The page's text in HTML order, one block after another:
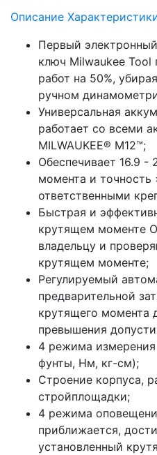
Описание
Первый
ключ Milwaukee
работ на 50%,
ручном
Универсальная
работает со всеми
MILWAUKEE® M12™;
Обеспечивает 16.9
момента и точность
ответственными
Быстрая и
крутящем моменте
владельцу и
крутящем моменте;
Регулируемый
предварительной
крутящего момента
превышения
4 режима
фунты, Нм, кг-см);
Строение корпуса,
стройплощадки;
4 режима
приближается,
установленный